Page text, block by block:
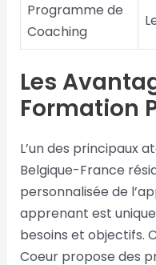
Programme de
Coaching
Les
Formation
L’un des principaux
Belgique-France
personnalisée de
apprenant est
besoins et objectifs.
Coeur propose des